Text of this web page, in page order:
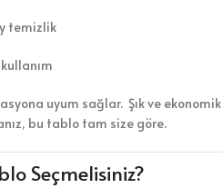
temizlik
uyum sağlar. Şık ve ekonomik
bu tablo tam size göre.
Seçmelisiniz?